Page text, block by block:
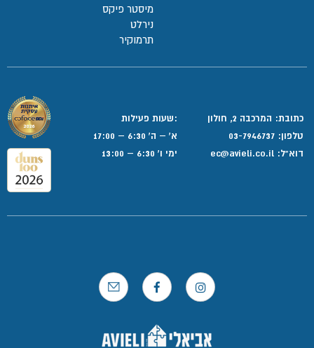
מיסטר פיקס
נירלט
תרמוקיר
כתובת: המרכבה 2, חולון
טלפון: 03-7946737
דוא”ל:
:שעות פעילות
א' – ה' 6:30 – 17:00
ימי ו' 6:30 – 13:00